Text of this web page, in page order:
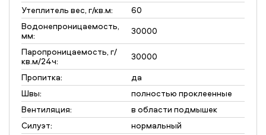
Утеплитель вес, г/кв.м:
60
Водонепроницаемость,
мм:
30000
Паропроницаемость, г/
кв.м/24ч:
30000
Пропитка:
да
Швы:
полностью проклеенные
Вентиляция:
в области подмышек
Силуэт:
нормальный